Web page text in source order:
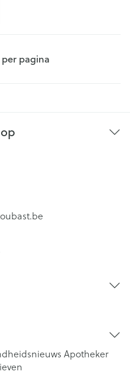
per pagina
Apotheker